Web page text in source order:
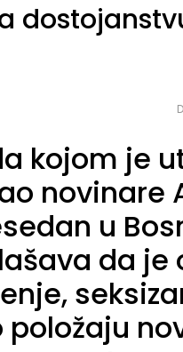
kojom je
novinare
u
da
položaju